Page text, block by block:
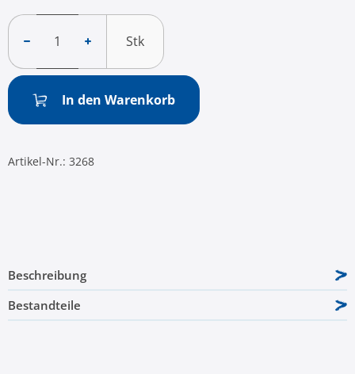
Stk
In den Warenkorb
Artikel-Nr.: 3268
Beschreibung
Bestandteile